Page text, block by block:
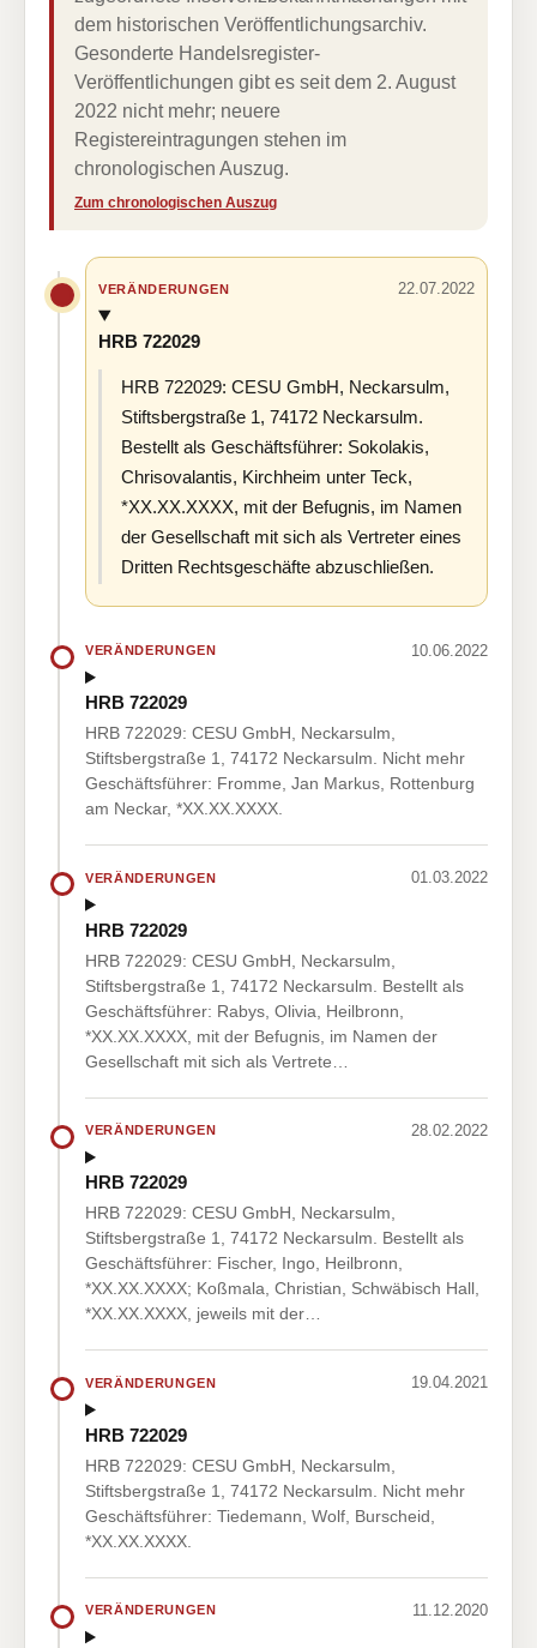
dem historischen Veröffentlichungsarchiv.
Gesonderte Handelsregister-
Veröffentlichungen gibt es seit dem 2. August
2022 nicht mehr; neuere
Registereintragungen stehen im
chronologischen Auszug.
Zum chronologischen Auszug
VERÄNDERUNGEN 22.07.2022
HRB 722029
HRB 722029: CESU GmbH, Neckarsulm,
Stiftsbergstraße 1, 74172 Neckarsulm.
Bestellt als Geschäftsführer: Sokolakis,
Chrisovalantis, Kirchheim unter Teck,
*XX.XX.XXXX, mit der Befugnis, im Namen
der Gesellschaft mit sich als Vertreter eines
Dritten Rechtsgeschäfte abzuschließen.
VERÄNDERUNGEN 10.06.2022
HRB 722029
HRB 722029: CESU GmbH, Neckarsulm,
Stiftsbergstraße 1, 74172 Neckarsulm. Nicht mehr
Geschäftsführer: Fromme, Jan Markus, Rottenburg
am Neckar, *XX.XX.XXXX.
VERÄNDERUNGEN 01.03.2022
HRB 722029
HRB 722029: CESU GmbH, Neckarsulm,
Stiftsbergstraße 1, 74172 Neckarsulm. Bestellt als
Geschäftsführer: Rabys, Olivia, Heilbronn,
*XX.XX.XXXX, mit der Befugnis, im Namen der
Gesellschaft mit sich als Vertrete…
VERÄNDERUNGEN 28.02.2022
HRB 722029
HRB 722029: CESU GmbH, Neckarsulm,
Stiftsbergstraße 1, 74172 Neckarsulm. Bestellt als
Geschäftsführer: Fischer, Ingo, Heilbronn,
*XX.XX.XXXX; Koßmala, Christian, Schwäbisch Hall,
*XX.XX.XXXX, jeweils mit der…
VERÄNDERUNGEN 19.04.2021
HRB 722029
HRB 722029: CESU GmbH, Neckarsulm,
Stiftsbergstraße 1, 74172 Neckarsulm. Nicht mehr
Geschäftsführer: Tiedemann, Wolf, Burscheid,
*XX.XX.XXXX.
VERÄNDERUNGEN 11.12.2020